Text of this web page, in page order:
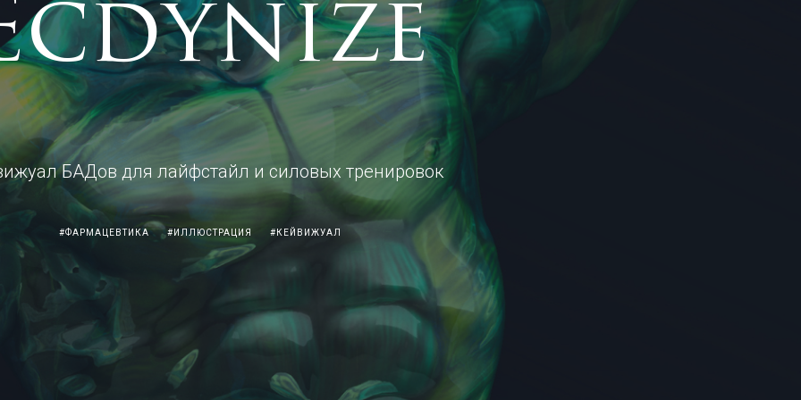
БАДов для лайфстайл и силовых тренировок
#ФАРМАЦЕВТИКА #ИЛЛЮСТРАЦИЯ #КЕЙВИЖУАЛ